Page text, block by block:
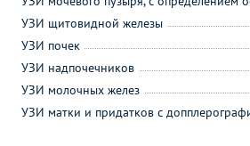
УЗИ щитовидной железы
УЗИ почек
УЗИ надпочечников
УЗИ молочных желез
УЗИ матки и придатков с